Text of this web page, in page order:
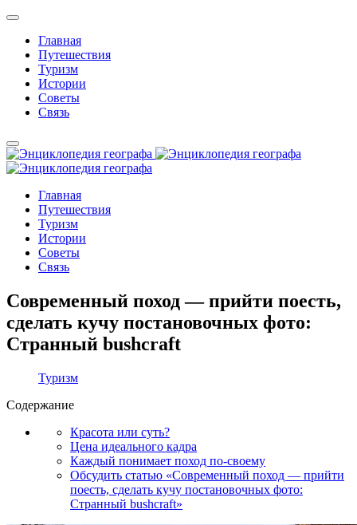
Главная
Путешествия
Туризм
Истории
Советы
Связь
Главная
Путешествия
Туризм
Истории
Советы
Связь
Современный поход — прийти поесть,
сделать кучу постановочных фото:
Странный bushcraft
Туризм
Содержание
Красота или суть?
Цена идеального кадра
Каждый понимает поход по-своему
Обсудить статью «Современный поход — прийти
поесть, сделать кучу постановочных фото:
Странный bushcraft»